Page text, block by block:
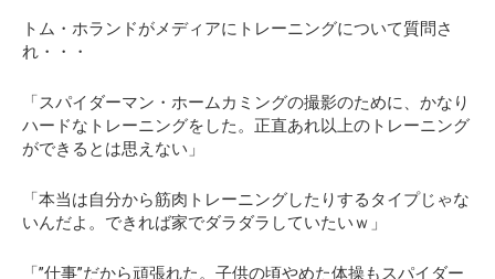
トム・ホランドがメディアにトレーニングについて質問さ
れ・・・
「スパイダーマン・ホームカミングの撮影のために、かなり
ハードなトレーニングをした。正直あれ以上のトレーニング
ができるとは思えない」
「本当は自分から筋肉トレーニングしたりするタイプじゃな
いんだよ。できれば家でダラダラしていたいｗ」
「”仕事”だから頑張れた。子供の頃やめた体操もスパイダー